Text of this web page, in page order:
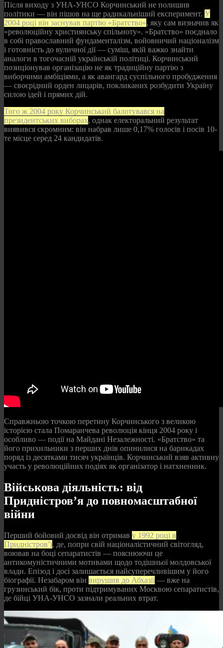
Після виходу з УНА-УНСО Корчинський не полишив
політики — він пішов на ще радикальніший експеримент. У
2004 році він заснував партію «Братство», яку сам визначив як
«революційну християнську спільноту». «Братство» поєднало
в собі православний фундаменталізм, войовничий націоналізм
і готовність до вуличної дії — суміш, якій важко знайти
аналоги в тогочасній українській політиці. Корчинський
позиціонував організацію не як традиційну партію з
виборчими амбіціями, а як авангард суспільного пробудження
— своєрідний орден лицарів, покликаних розбудити Україну
силою ідей і прямих дій.
Того ж 2004 року Корчинський балотувався на
президентських виборах, однак електоральний результат
виявився скромним: він набрав лише 0,17% голосів і посів 10-
те місце серед 24 кандидатів.
Справжньою точкою перетину Корчинського з великою
історією стала Помаранчева революція кінця 2004 року і
особливо — події на Майдані Незалежності. «Братство» та
його прихильники з перших днів опинилися на барикадах
поряд із десятками тисяч українців. Корчинський взяв активну
участь у революційних подіях як організатор і натхненник.
Військова діяльність: від
Придністров’я до повномасштабної
війни
Перший бойовий досвід він отримав у 1992 році в
Придністров’ї, де, попри свій націоналістичний світогляд,
воював на боці сепаратистів — пояснюючи це
антикомуністичними мотивами щодо тодішньої молдовської
влади. Епізод і досі залишається найсуперечливішим у його
біографії. Незабаром він вирушив до Абхазії— вже на
грузинський бік, проти підтримуваних Москвою сепаратистів,
де бійці УНА-УНСО зазнали реальних втрат.